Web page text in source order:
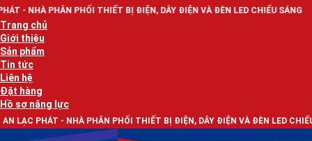
Bỏ
qua
nội
dung
THIẾT BỊ ĐIỆN, DÂY ĐIỆN VÀ ĐÈN LED CHIẾU SÁNG
Trang chủ
Giới thiệu
Sản phẩm
Tin tức
Liên hệ
Đặt hàng
Hồ sơ năng lực
PHÂN PHỐI THIẾT BỊ ĐIỆN, DÂY ĐIỆN VÀ ĐÈN LED CHIẾU SÁNG